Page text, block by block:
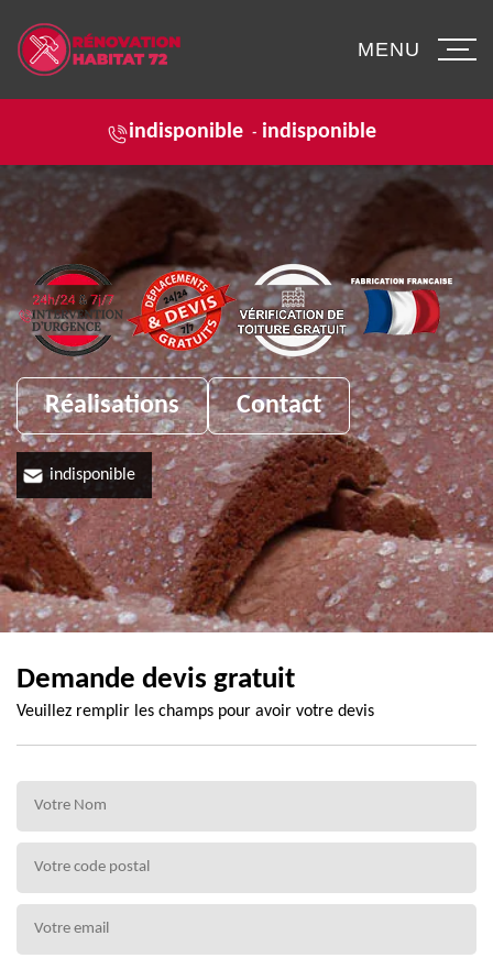
indisponible - indisponible
MENU
Réalisations Contact
indisponible
Demande devis gratuit
Veuillez remplir les champs pour avoir votre devis